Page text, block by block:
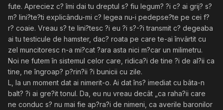
fute. Apreciez c? îmi dai tu dreptul s? fiu legum? ?i c? ai grij? s?
m? lini?te?ti explicându-mi c? legea nu-i pedepse?te pe cei f?
r? coaie. Vreau s? te lini?tesc ?i eu ?i s?-?i transmit c? degeaba
ai tu testicule de hamster, dac? roata pe care te-ai învârtit cu
zel muncitoresc n-a mi?cat ?ara asta nici m?car un milimetru.
Noi ne futem în sistemul celor care, ridica?i de tine ?i de al?ii ca
tine, ne îngroap? p?rin?ii ?i bunicii cu zile.
L, la un moment dat ai nimerit-o. Ai dat îns? imediat cu bâta-n
balt? ?i ai gre?it tonul. Da, eu nu vreau decât „ca raha?ii care
ne conduc s? nu mai fie ap?ra?i de nimeni, ca averile baronilor